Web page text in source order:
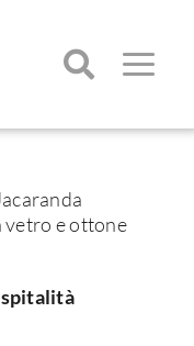
Toggle
vetro e ottone